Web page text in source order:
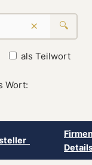
× 🔍
als Teilwort
Wort: